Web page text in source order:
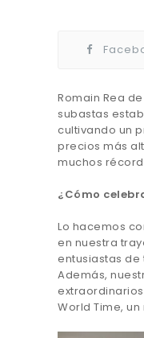
Romain Rea
subastas
cultivando un
precios más
muchos
¿Cómo
Lo hacemos
en nuestra
entusiastas de
Además,
World Time,